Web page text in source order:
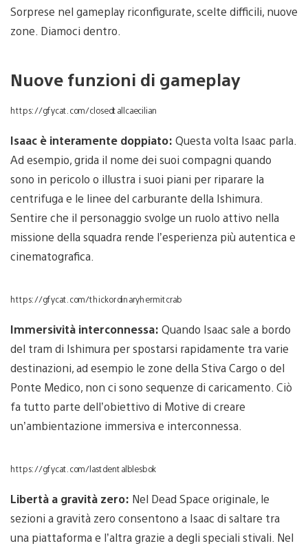
Sorprese nel gameplay riconfigurate, scelte difficili, nuove
zone. Diamoci dentro.
Nuove funzioni di gameplay
https://gfycat.com/closedtallcaecilian
Isaac è interamente doppiato: Questa volta Isaac parla.
Ad esempio, grida il nome dei suoi compagni quando
sono in pericolo o illustra i suoi piani per riparare la
centrifuga e le linee del carburante della Ishimura.
Sentire che il personaggio svolge un ruolo attivo nella
missione della squadra rende l’esperienza più autentica e
cinematografica.
https://gfycat.com/thickordinaryhermitcrab
Immersività interconnessa: Quando Isaac sale a bordo
del tram di Ishimura per spostarsi rapidamente tra varie
destinazioni, ad esempio le zone della Stiva Cargo o del
Ponte Medico, non ci sono sequenze di caricamento. Ciò
fa tutto parte dell’obiettivo di Motive di creare
un’ambientazione immersiva e interconnessa.
https://gfycat.com/lastdentalblesbok
Libertà a gravità zero: Nel Dead Space originale, le
sezioni a gravità zero consentono a Isaac di saltare tra
una piattaforma e l’altra grazie a degli speciali stivali. Nel